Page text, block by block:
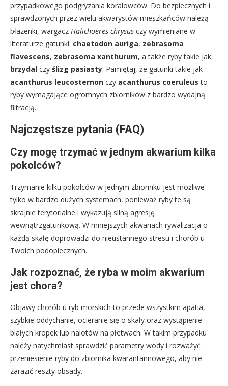
przypadkowego podgryzania koralowców. Do bezpiecznych i
sprawdzonych przez wielu akwarystów mieszkańców należą
błazenki, wargacz Halichoeres chrysus czy wymieniane w
literaturze gatunki: chaetodon auriga, zebrasoma
flavescens, zebrasoma xanthurum, a także ryby takie jak
brzydal czy ślizg pasiasty. Pamiętaj, że gatunki takie jak
acanthurus leucosternon czy acanthurus coeruleus to
ryby wymagające ogromnych zbiorników z bardzo wydajną
filtracją.
Najczęstsze pytania (FAQ)
Czy mogę trzymać w jednym akwarium kilka
pokolców?
Trzymanie kilku pokolców w jednym zbiorniku jest możliwe
tylko w bardzo dużych systemach, ponieważ ryby te są
skrajnie terytorialne i wykazują silną agresję
wewnątrzgatunkową. W mniejszych akwariach rywalizacja o
każdą skałę doprowadzi do nieustannego stresu i chorób u
Twoich podopiecznych.
Jak rozpoznać, że ryba w moim akwarium
jest chora?
Objawy chorób u ryb morskich to przede wszystkim apatia,
szybkie oddychanie, ocieranie się o skały oraz wystąpienie
białych kropek lub nalotów na płetwach. W takim przypadku
należy natychmiast sprawdzić parametry wody i rozważyć
przeniesienie ryby do zbiornika kwarantannowego, aby nie
zarazić reszty obsady.